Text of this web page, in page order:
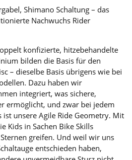
Shimano Schaltung – das
Nachwuchs Rider
konfizierte, hitzebehandelte
bilden die Basis für den
– dieselbe Basis übrigens wie bei
Dazu haben wir
integriert, was sichere,
ermöglicht, und zwar bei jedem
ist unsere Agile Ride Geometry. Mit
Kids in Sachen Bike Skills
greifen. Und weil wir uns
entschieden haben,